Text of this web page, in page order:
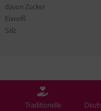
davon Zucker
Eiweiß
Salz
Traditionelle